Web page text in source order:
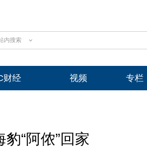
内搜索
财经 视频 专栏
“阿侬”回家